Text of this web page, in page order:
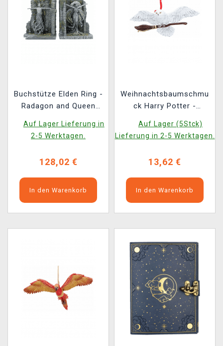
Buchstütze Elden Ring -
Radagon and Queen
Auf Lager Lieferung in
2-5 Werktagen.
128,02 €
In den Warenkorb
Weihnachtsbaumschmu
ck Harry Potter -
Auf Lager (5Stck)
Lieferung in 2-5 Werktagen.
13,62 €
In den Warenkorb